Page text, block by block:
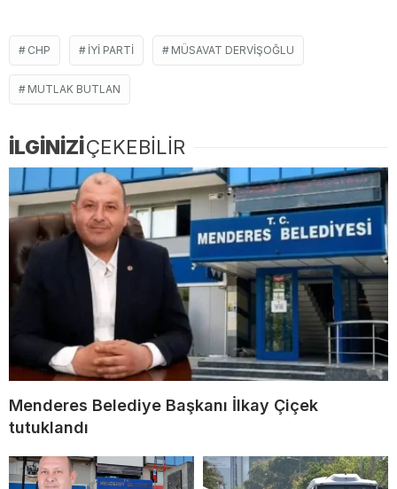
CHP IYI PARTI MÜSAVAT DERVIŞOĞLU
MUTLAK BUTLAN
İLGİNİZİÇEKEBİLİR
Menderes Belediye Başkanı İlkay Çiçek
tutuklandı